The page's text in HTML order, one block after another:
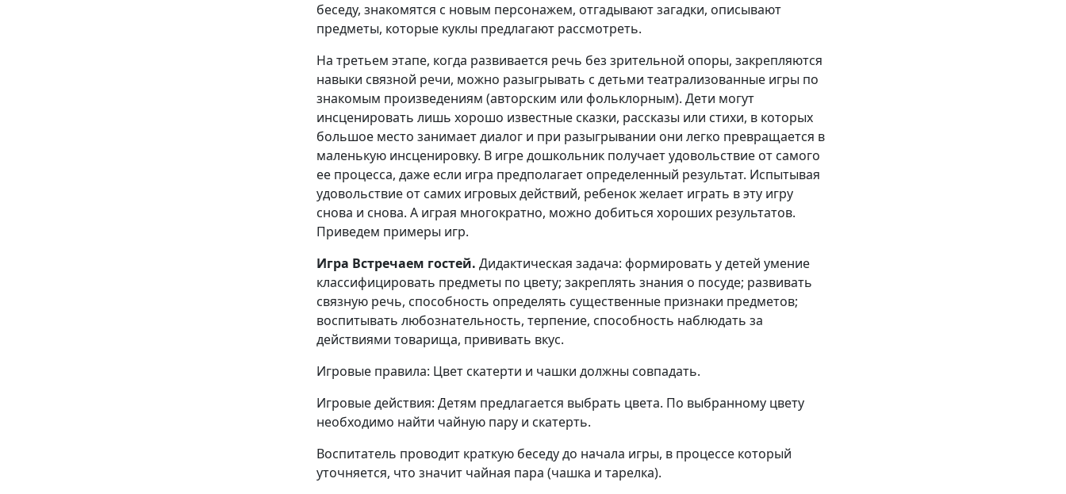
беседу, знакомятся с новым персонажем, отгадывают загадки, описывают
предметы, которые куклы предлагают рассмотреть.
На третьем этапе, когда развивается речь без зрительной опоры, закрепляются
навыки связной речи, можно разыгрывать с детьми театрализованные игры по
знакомым произведениям (авторским или фольклорным). Дети могут
инсценировать лишь хорошо известные сказки, рассказы или стихи, в которых
большое место занимает диалог и при разыгрывании они легко превращается в
маленькую инсценировку. В игре дошкольник получает удовольствие от самого
ее процесса, даже если игра предполагает определенный результат. Испытывая
удовольствие от самих игровых действий, ребенок желает играть в эту игру
снова и снова. А играя многократно, можно добиться хороших результатов.
Приведем примеры игр.
Игра Встречаем гостей. Дидактическая задача: формировать у детей умение
классифицировать предметы по цвету; закреплять знания о посуде; развивать
связную речь, способность определять существенные признаки предметов;
воспитывать любознательность, терпение, способность наблюдать за
действиями товарища, прививать вкус.
Игровые правила: Цвет скатерти и чашки должны совпадать.
Игровые действия: Детям предлагается выбрать цвета. По выбранному цвету
необходимо найти чайную пару и скатерть.
Воспитатель проводит краткую беседу до начала игры, в процессе который
уточняется, что значит чайная пара (чашка и тарелка).